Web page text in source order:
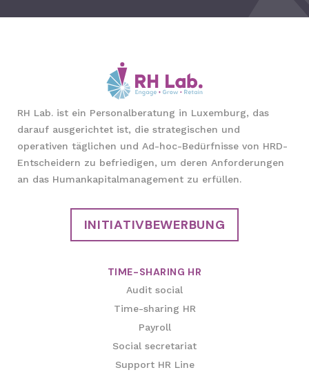
RH Lab. ist ein Personalberatung in Luxemburg, das
darauf ausgerichtet ist, die strategischen und
operativen täglichen und Ad-hoc-Bedürfnisse von HRD-
Entscheidern zu befriedigen, um deren Anforderungen
an das Humankapitalmanagement zu erfüllen.
INITIATIVBEWERBUNG
TIME-SHARING HR
Audit social
Time-sharing HR
Payroll
Social secretariat
Support HR Line